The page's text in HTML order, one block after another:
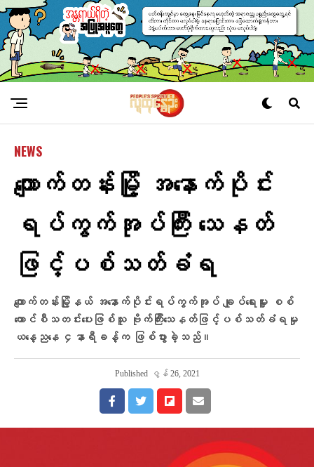
NEWS
​ကျောက်တန်းမြို့ အ​နောက်ပိုင်း
ရပ်ကွက်အုပ်ကြီး ​သေနတ်
ဖြင့်ပစ်သတ်ခံရ
ကျောက်တန်းမြို့နယ် အ​နောက်ပိုင်းရပ်ကွက်အုပ် ချုပ်​ရေးမှူး စစ်​
ကောင်စီသတင်း​ပေးဖြစ်သူ ဗိုက်ကြီး​သေနတ်ဖြင့်ပစ်သတ်ခံရမှု
ယ​နေ့ည​နေ ၄နာရီခန့်က ဖြစ်ပွားခဲ့သည်။
Published ဇွန် 26, 2021